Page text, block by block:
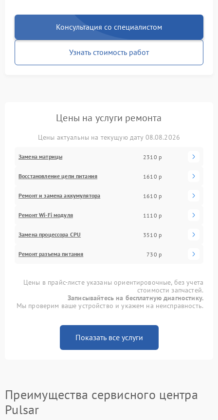
Консультация со специалистом
Узнать стоимость работ
Цены на услуги ремонта
Цены актуальны на текущую дату 08.08.2026
Замена матрицы 2310 р
Восстановление цепи питания 1610 р
Ремонт и замена аккумулятора 1610 р
Ремонт Wi-Fi модуля 1110 р
Замена процессора CPU 3510 р
Ремонт разъема питания 730 р
Цены в прайс-листе указаны ориентировочные, без учета
стоимости запчастей.
Записывайтесь на бесплатную диагностику.
Мы проверим ваше устройство и укажем на неисправность.
Показать все услуги
Преимущества сервисного центра
Pulsar